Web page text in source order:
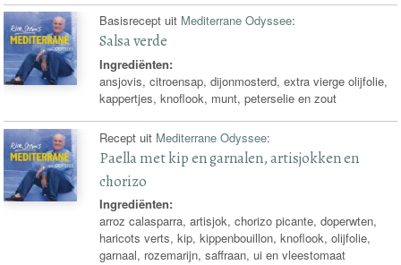
Basisrecept uit Mediterrane Odyssee:
Salsa verde
Ingrediënten:
ansjovis, citroensap, dijonmosterd, extra vierge olijfolie,
kappertjes, knoflook, munt, peterselie en zout
Recept uit Mediterrane Odyssee:
Paella met kip en garnalen, artisjokken en
chorizo
Ingrediënten:
arroz calasparra, artisjok, chorizo picante, doperwten,
haricots verts, kip, kippenbouillon, knoflook, olijfolie,
garnaal, rozemarijn, saffraan, ui en vleestomaat